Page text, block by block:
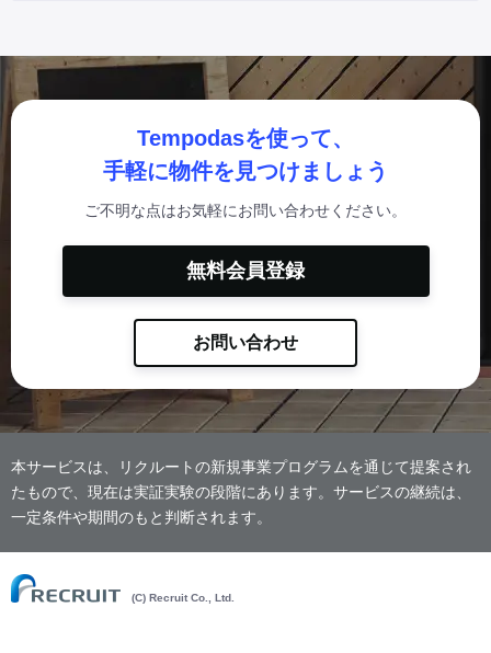
Tempodasを使って、
手軽に物件を見つけましょう
ご不明な点はお気軽にお問い合わせください。
無料会員登録
お問い合わせ
本サービスは、リクルートの新規事業プログラムを通じて提案され
たもので、現在は実証実験の段階にあります。サービスの継続は、
一定条件や期間のもと判断されます。
(C) Recruit Co., Ltd.